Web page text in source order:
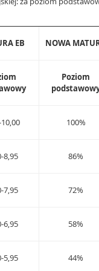
EB NOWA
Poziom
100%
8,95 86%
7,95 72%
6,95 58%
5,95 44%